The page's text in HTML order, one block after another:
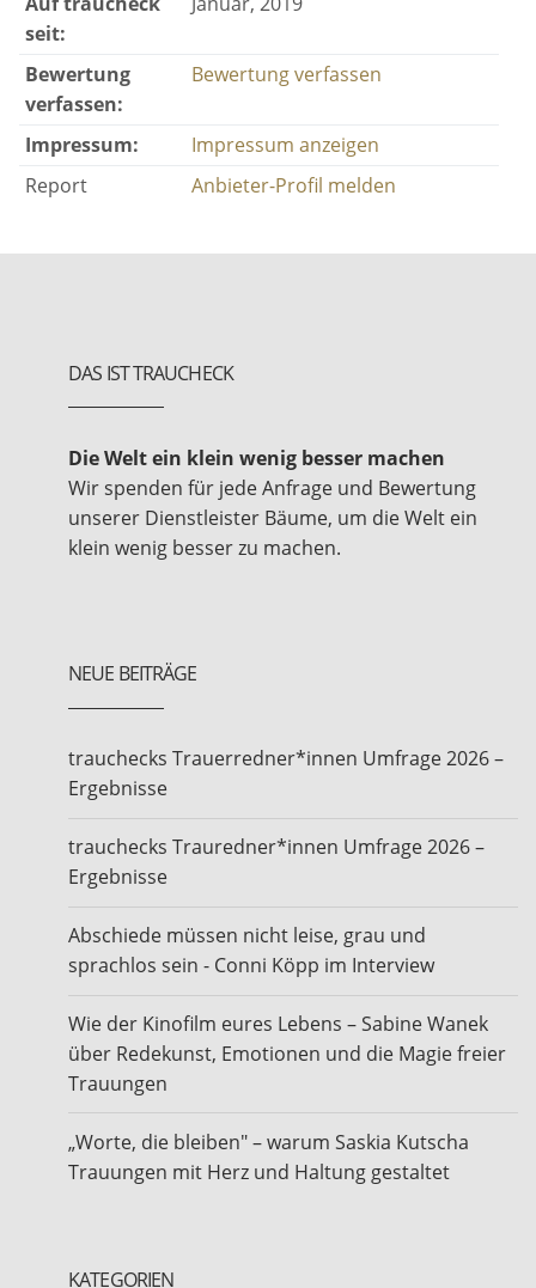
Für die Abstimmung und die Vorbereitung unserer
DJs, erhalten Sie von uns mit der Buchung einen „DJ-
Fragebogen“, in den Sie uns Ihre Vorlieben, Wünsche
und Besonderheiten für Ihre Party eintragen können
Tanzen immer ganz individuell nach Ihren Vorlieben
seit:
Bewertung
verfassen:
Bewertung verfassen
Impressum:
Impressum anzeigen
Report
Anbieter-Profil melden
DAS IST TRAUCHECK
Die Welt ein klein wenig besser machen
Wir spenden für jede Anfrage und Bewertung
unserer Dienstleister Bäume, um die Welt ein
klein wenig besser zu machen.
NEUE BEITRÄGE
trauchecks Trauerredner*innen Umfrage 2026 –
Ergebnisse
trauchecks Trauredner*innen Umfrage 2026 –
Ergebnisse
Abschiede müssen nicht leise, grau und
sprachlos sein - Conni Köpp im Interview
Wie der Kinofilm eures Lebens – Sabine Wanek
über Redekunst, Emotionen und die Magie freier
Trauungen
„Worte, die bleiben" – warum Saskia Kutscha
Trauungen mit Herz und Haltung gestaltet
KATEGORIEN